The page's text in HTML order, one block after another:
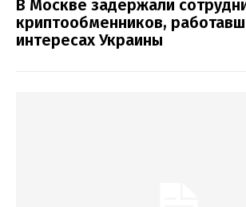
В Москве задержали
криптообменников,
интересах Украины